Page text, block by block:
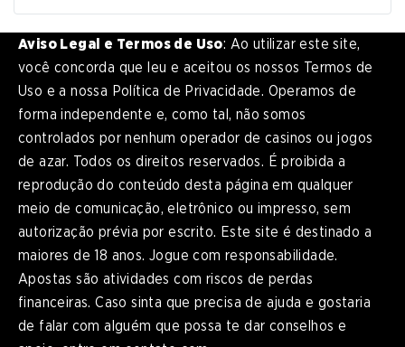
Aviso Legal e Termos de Uso: Ao utilizar este site,
você concorda que leu e aceitou os nossos Termos de
Uso e a nossa Política de Privacidade. Operamos de
forma independente e, como tal, não somos
controlados por nenhum operador de casinos ou jogos
de azar. Todos os direitos reservados. É proibida a
reprodução do conteúdo desta página em qualquer
meio de comunicação, eletrônico ou impresso, sem
autorização prévia por escrito. Este site é destinado a
maiores de 18 anos. Jogue com responsabilidade.
Apostas são atividades com riscos de perdas
financeiras. Caso sinta que precisa de ajuda e gostaria
de falar com alguém que possa te dar conselhos e